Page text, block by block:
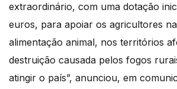
extraordinário, com uma dotação
euros, para apoiar os agricultores
alimentação animal, nos territórios
destruição causada pelos fogos
atingir o país”, anunciou, em